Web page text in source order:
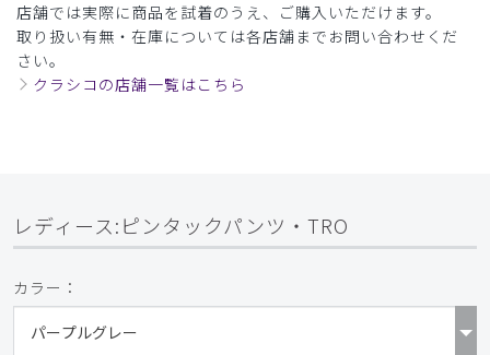
店舗では実際に商品を試着のうえ、ご購入いただけます。
取り扱い有無・在庫については各店舗までお問い合わせくだ
さい。
クラシコの店舗一覧はこちら
レディース:ピンタックパンツ・TRO
カラー：